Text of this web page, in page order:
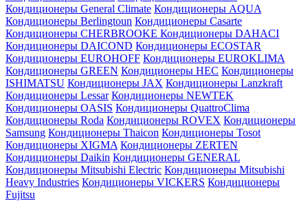
Кондиционеры General Climate Кондиционеры AQUA
Кондиционеры Berlingtoun Кондиционеры Casarte
Кондиционеры CHERBROOKE Кондиционеры DAHACI
Кондиционеры DAICOND Кондиционеры ECOSTAR
Кондиционеры EUROHOFF Кондиционеры EUROKLIMA
Кондиционеры GREEN Кондиционеры HEC Кондиционеры
ISHIMATSU Кондиционеры JAX Кондиционеры Lanzkraft
Кондиционеры Lessar Кондиционеры NEWTEK
Кондиционеры OASIS Кондиционеры QuattroClima
Кондиционеры Roda Кондиционеры ROVEX Кондиционеры
Samsung Кондиционеры Thaicon Кондиционеры Tosot
Кондиционеры XIGMA Кондиционеры ZERTEN
Кондиционеры Daikin Кондиционеры GENERAL
Кондиционеры Mitsubishi Electric Кондиционеры Mitsubishi
Heavy Industries Кондиционеры VICKERS Кондиционеры
Fujitsu